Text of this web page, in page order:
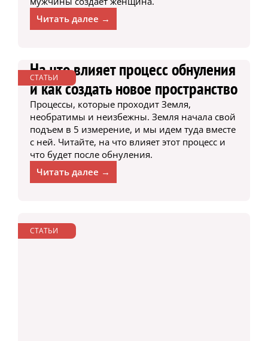
Читать далее →
СТАТЬИ
На что влияет процесс обнуления
и как создать новое пространство
Процессы, которые проходит Земля,
необратимы и неизбежны. Земля начала свой
подъем в 5 измерение, и мы идем туда вместе
с ней. Читайте, на что влияет этот процесс и
что будет после обнуления.
Читать далее →
СТАТЬИ